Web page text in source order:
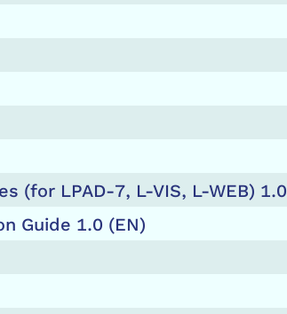
(for LPAD-7, L-VIS, L-WEB) 1.0
Guide 1.0 (EN)